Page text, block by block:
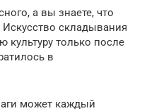
а вы знаете, что
складывания
культуру только после
в
может каждый